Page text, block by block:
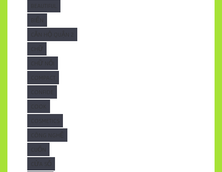
BEAUTIFUL
BIỂN
CĂN HỘ QUẬN 2
CHỮ
CHỮ NỔI
COMPACT
COSMETICS
CÔNG NGHỆ
CUỐN
CỬA SỔ